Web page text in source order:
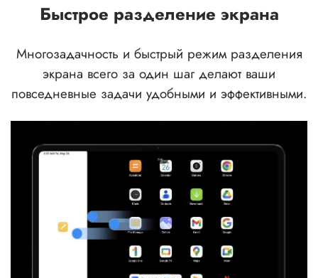
Быстрое разделение экрана
Многозадачность и быстрый режим разделения
экрана всего за один шаг делают ваши
повседневные задачи удобными и эффективными.